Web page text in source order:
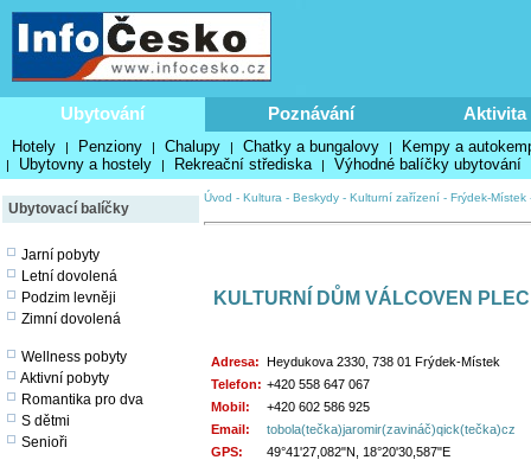
Ubytování Poznávání Aktivita
Hotely | Penziony | Chalupy | Chatky a bungalovy | Kempy a
| Ubytovny a hostely | Rekreační střediska | Výhodné balíčky ubytování
Ubytovací balíčky
Jarní pobyty
Letní dovolená
Podzim levněji
Zimní dovolená
Wellness pobyty
Aktivní pobyty
Romantika pro dva
S dětmi
Senioři
Úvod - Kultura - Beskydy - Kulturní zařízení - Frýdek-Místek
KULTURNÍ DŮM VÁLCOVEN
Adresa: Heydukova 2330, 738 01 Frýdek-Místek
Telefon: +420 558 647 067
Mobil:
+420 602 586 925
Email:
tobola(tečka)jaromir(zavináč)qick(tečka)cz
GPS:
49°41'27,082"N, 18°20'30,587"E